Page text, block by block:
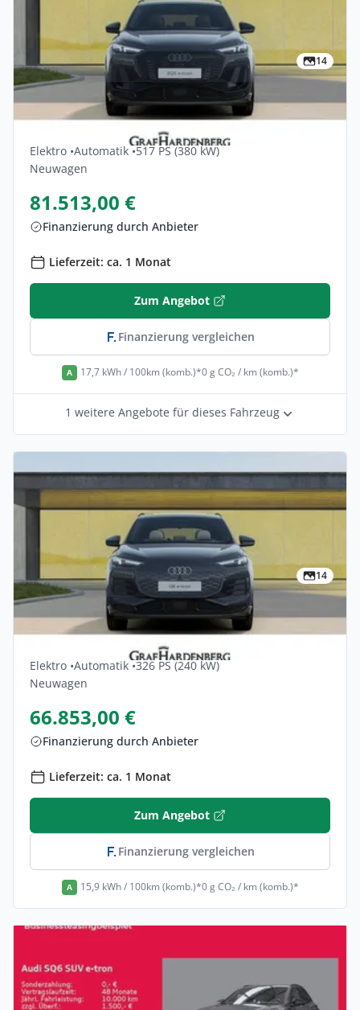
14
Privat & Gewerbe
Audi Sq6-e-tron Quattro 5dr
Elektro •Automatik •517 PS (380 kW)
Neuwagen
81.513,00 €
Finanzierung durch Anbieter
Lieferzeit: ca. 1 Monat
Zum Angebot
Finanzierung vergleichen
A 17,7 kWh / 100km (komb.)*0 g CO₂ / km (komb.)*
1 weitere Angebote für dieses Fahrzeug
14
Privat & Gewerbe
Audi Q6-e-tron Performance 5dr
Elektro •Automatik •326 PS (240 kW)
Neuwagen
66.853,00 €
Finanzierung durch Anbieter
Lieferzeit: ca. 1 Monat
Zum Angebot
Finanzierung vergleichen
A 15,9 kWh / 100km (komb.)*0 g CO₂ / km (komb.)*